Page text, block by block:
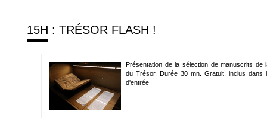
15H : TRÉSOR FLASH !
Présentation de la sélection de manuscrits de
du Trésor. Durée 30 mn. Gratuit, inclus dans
d'entrée